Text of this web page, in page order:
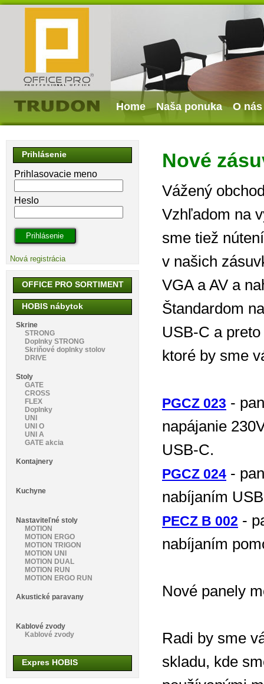
Home Naša ponuka O nás
Nové
Vážený
Vzhľadom na
sme tiež
v našich
VGA a AV a
Štandardom
USB-C a
ktoré by sme
PGCZ 023 -
napájanie
USB-C.
PGCZ 024 -
nabíjaním
PECZ B 002 -
nabíjaním
Nové panely
Radi by sme
skladu, kde
Prihlásenie
Prihlasovacie meno
Heslo
Nová registrácia
OFFICE PRO SORTIMENT
HOBIS nábytok
Skrine
STRONG
Doplnky STRONG
Skriňové doplnky stolov
DRIVE
Stoly
GATE
CROSS
FLEX
Doplnky
UNI
UNI O
UNI A
GATE akcia
Kontajnery
Kuchyne
Nastaviteľné stoly
MOTION
MOTION ERGO
MOTION TRIGON
MOTION UNI
MOTION DUAL
MOTION RUN
MOTION ERGO RUN
Akustické paravany
Kablové zvody
Kablové zvody
Expres HOBIS